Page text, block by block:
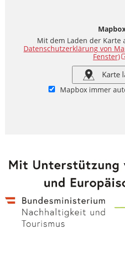
Mit dem Laden der Karte
Datenschutzerklärung von
Fenster)
Karte
Mapbox immer